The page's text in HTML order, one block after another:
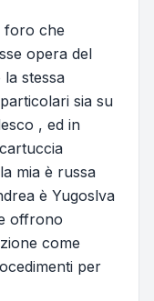
foro che
opera del
stessa
sia su
, ed in
mia è russa
è Yugoslva
offrono
come
per